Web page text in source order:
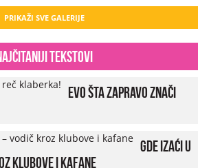
PRIKAŽI SVE GALERIJE
tekstovi
Evo šta zapravo znači
Gde izaći u
klubove i kafane